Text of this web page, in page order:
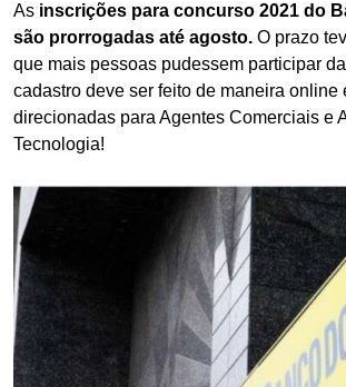
As inscrições para concurso 2021 do
são prorrogadas até agosto. O prazo
que mais pessoas pudessem participar
cadastro deve ser feito de maneira online
direcionadas para Agentes Comerciais e
Tecnologia!